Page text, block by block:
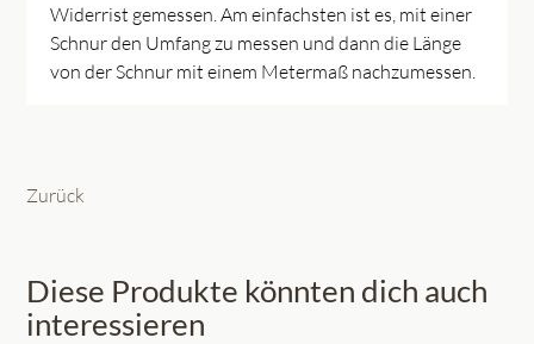
Widerrist gemessen. Am einfachsten ist es, mit einer
Schnur den Umfang zu messen und dann die Länge
von der Schnur mit einem Metermaß nachzumessen.
Zurück
Diese Produkte könnten dich auch
interessieren